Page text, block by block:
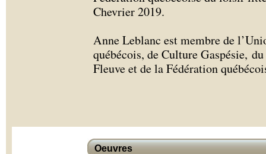
Chevrier 2019.
Anne Leblanc est membre de
québécois, de Culture Gaspésie,
Fleuve et de la Fédération
Oeuvres